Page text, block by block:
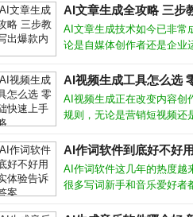
奏、和弦走向和音高变化，
了人类音乐的基本规律。你
风格关键词，比如“忧伤的钢
AI文章生成全攻略 三步
AI文章生成技术如今已非常
论是自媒体创作者还是企业
容。但很多人只停留在“复制
面，浪费了这个强大工具的
力。要想让AI写出符合需求
AI视频生成工具怎么选
AI视频生成正在改变内容创
规则，无论是营销短视频还
量画面。作为长期使用各类
创作者，我发现选对工具和
率能提升十倍以上。AI视频
AI作词软件到底好不好
AI作词软件这几年的热度越
很多写词新手和音乐爱好者